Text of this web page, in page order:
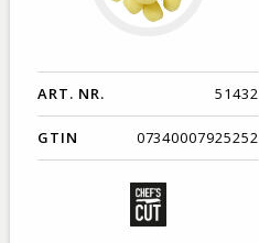
ART. NR. 51432
GTIN 07340007925252